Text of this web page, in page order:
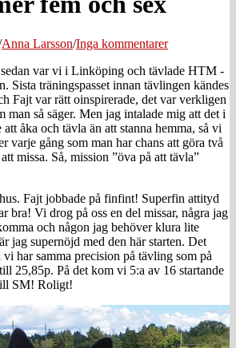
Anna Larsson/Inga kommentarer
var vi i Linköping och tävlade HTM -
Sista träningspasset innan tävlingen kändes
Fajt var rätt oinspirerade, det var verkligen
man så säger. Men jag intalade mig att det i
åka och tävla än att stanna hemma, så vi
varje gång som man har chans att göra två
missa. Så, mission ”öva på att tävla”
Fajt jobbade på finfint! Superfin attityd
bra! Vi drog på oss en del missar, några jag
och någon jag behöver klura lite
jag supernöjd med den här starten. Det
har samma precision på tävling som på
25,85p. På det kom vi 5:a av 16 startande
SM! Roligt!